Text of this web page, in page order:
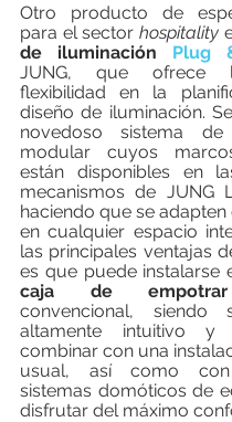
Otro producto de
para el sector hospitality
de iluminación Plug
JUNG, que ofrece
flexibilidad en la
diseño de iluminación.
novedoso sistema de
modular cuyos
están disponibles en
mecanismos de JUNG
haciendo que se
en cualquier espacio
las principales ventajas
es que puede instalarse
caja de empotrar
convencional, siendo
altamente intuitivo y
combinar con una
usual, así como con
sistemas domóticos de
disfrutar del máximo